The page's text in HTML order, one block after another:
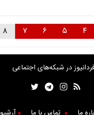
۴ ۵ ۶ ۷ ۸
در شبکه‌های اجتماعی